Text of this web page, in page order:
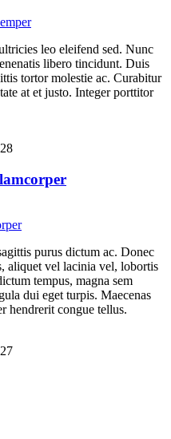
leo eleifend sed. Nunc
libero tincidunt. Duis
tortor molestie ac. Curabitur
at et justo. Integer porttitor
purus dictum ac. Donec
aliquet vel lacinia vel, lobortis
tempus, magna sem
dui eget turpis. Maecenas
hendrerit congue tellus.